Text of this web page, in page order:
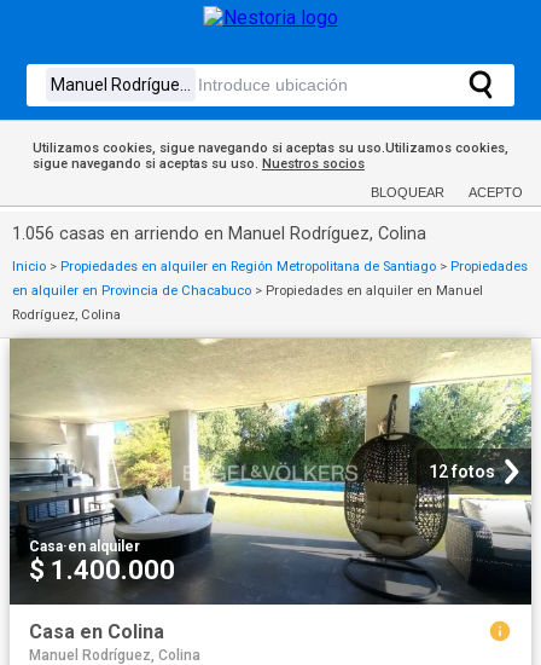
Utilizamos cookies, sigue navegando si aceptas su uso.Utilizamos cookies,
sigue navegando si aceptas su uso. Nuestros socios
BLOQUEAR ACEPTO
1.056 casas en arriendo en Manuel Rodríguez, Colina
Inicio > Propiedades en alquiler en Región Metropolitana de Santiago > Propiedades
en alquiler en Provincia de Chacabuco > Propiedades en alquiler en Manuel
Rodríguez, Colina
12 fotos
Casa·en alquiler
$ 1.400.000
Casa en Colina
Manuel Rodríguez, Colina